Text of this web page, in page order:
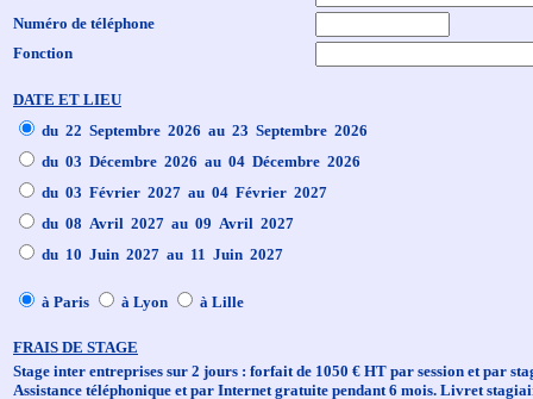
Numéro de téléphone
Fonction
DATE ET LIEU
du 22 Septembre 2026 au 23 Septembre 2026
du 03 Décembre 2026 au 04 Décembre 2026
du 03 Février 2027 au 04 Février 2027
du 08 Avril 2027 au 09 Avril 2027
du 10 Juin 2027 au 11 Juin 2027
à Paris à Lyon à Lille
FRAIS DE STAGE
Stage inter entreprises sur 2 jours : forfait de 1050 € HT par session et par
Assistance téléphonique et par Internet gratuite pendant 6 mois. Livret